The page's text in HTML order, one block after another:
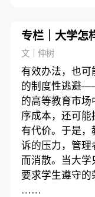
专栏｜大学怎
文｜仲树
有效办法，也
的制度性逃避
的高等教育市
序成本，还可
有代价。于是，
诉的压力，管
而消散。当大
要求学生遵守的
……